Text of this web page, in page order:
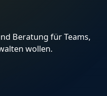
Beratung für Teams,
wollen.